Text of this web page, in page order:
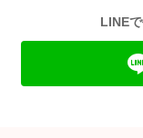
LINE